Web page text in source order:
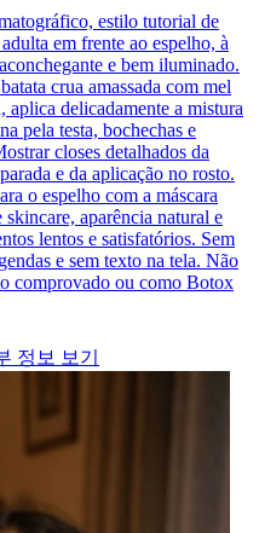
estilo tutorial de
em frente ao espelho, à
e bem iluminado.
crua amassada com mel
aplica delicadamente a mistura
pela testa, bochechas e
closes detalhados da
e da aplicação no rosto.
o espelho com a máscara
aparência natural e
lentos e satisfatórios. Sem
e sem texto na tela. Não
comprovado ou como Botox
정보 보기